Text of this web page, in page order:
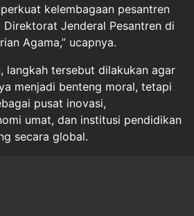
kelembagaan pesantren
Jenderal Pesantren di
Agama,” ucapnya.
langkah tersebut dilakukan agar
menjadi benteng moral, tetapi
pusat inovasi,
umat, dan institusi pendidikan
secara global.